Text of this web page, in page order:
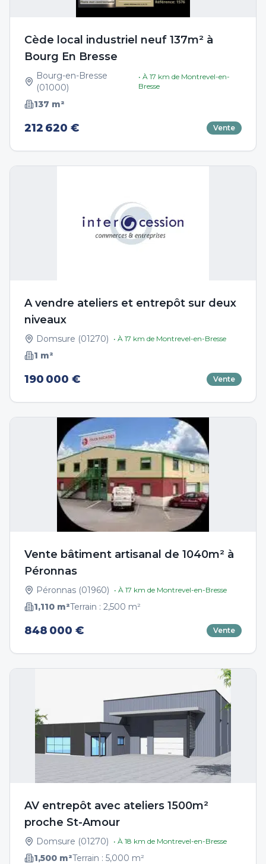
Cède local industriel neuf 137m² à
Bourg En Bresse
Bourg-en-Bresse
(01000)
• À 17 km de Montrevel-en-
Bresse
137 m²
212 620 € Vente
A vendre ateliers et entrepôt sur deux
niveaux
Domsure (01270) • À 17 km de Montrevel-en-Bresse
1 m²
190 000 € Vente
Vente bâtiment artisanal de 1040m² à
Péronnas
Péronnas (01960) • À 17 km de Montrevel-en-Bresse
1,110 m²Terrain : 2,500 m²
848 000 € Vente
AV entrepôt avec ateliers 1500m²
proche St-Amour
Domsure (01270) • À 18 km de Montrevel-en-Bresse
1,500 m²Terrain : 5,000 m²